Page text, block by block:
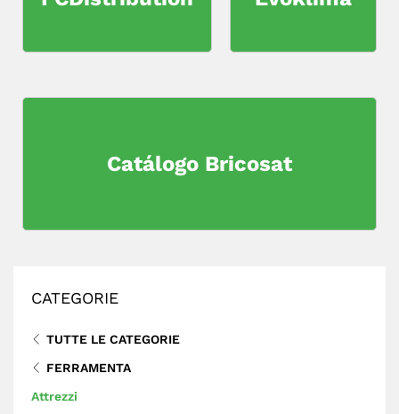
Catálogo Bricosat
CATEGORIE
TUTTE LE CATEGORIE
FERRAMENTA
Attrezzi